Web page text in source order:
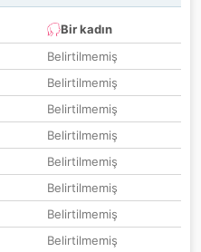
Bir kadın
Belirtilmemiş
Belirtilmemiş
Belirtilmemiş
Belirtilmemiş
Belirtilmemiş
Belirtilmemiş
Belirtilmemiş
Belirtilmemiş